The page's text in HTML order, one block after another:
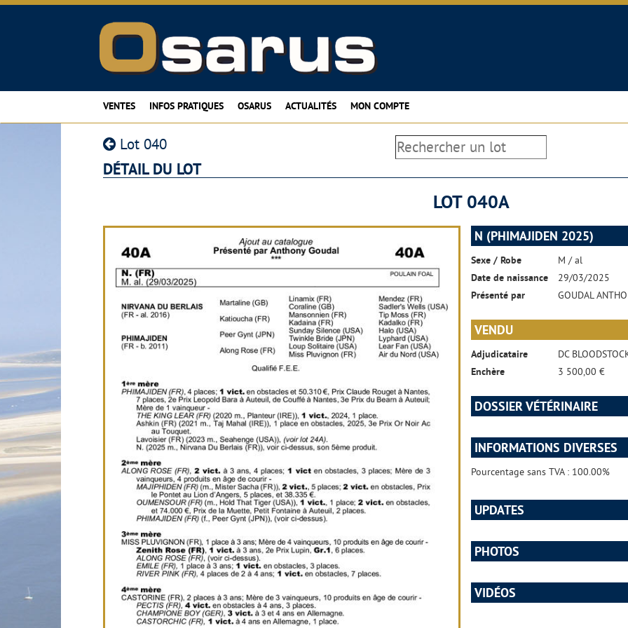
VENTES INFOS PRATIQUES OSARUS ACTUALITÉS MON COMPTE
Lot 040
DÉTAIL DU LOT
LOT 040A
N (PHIMAJIDEN 2025)
Sexe / Robe
M / al
Date de naissance
29/03/2025
Présenté par
GOUDAL
VENDU
Adjudicataire
DC
Enchère
3 500,00 €
DOSSIER VÉTÉRINAIRE
INFORMATIONS DIVERSES
Pourcentage sans TVA : 100.00%
UPDATES
PHOTOS
VIDÉOS